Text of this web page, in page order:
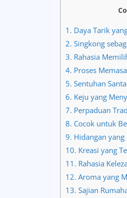
1. Daya Tarik
2. Singkong
3. Rahasia
4. Proses
5. Sentuhan
6. Keju yang
7. Perpaduan
8. Cocok untuk
9. Hidangan
10. Kreasi yang
11. Rahasia
12. Aroma yang
13. Sajian